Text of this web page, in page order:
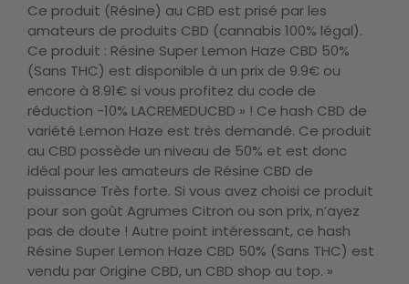
Ce produit (Résine) au CBD est prisé par les
amateurs de produits CBD (cannabis 100% légal).
Ce produit : Résine Super Lemon Haze CBD 50%
(Sans THC) est disponible à un prix de 9.9€ ou
encore à 8.91€ si vous profitez du code de
réduction -10% LACREMEDUCBD » ! Ce hash CBD de
variété Lemon Haze est très demandé. Ce produit
au CBD possède un niveau de 50% et est donc
idéal pour les amateurs de Résine CBD de
puissance Très forte. Si vous avez choisi ce produit
pour son goût Agrumes Citron ou son prix, n’ayez
pas de doute ! Autre point intéressant, ce hash
Résine Super Lemon Haze CBD 50% (Sans THC) est
vendu par Origine CBD, un CBD shop au top. »